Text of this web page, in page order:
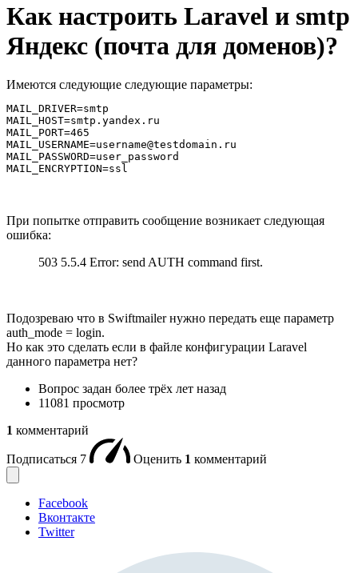
Как настроить Laravel и smtp
Яндекс (почта для доменов)?
Имеются следующие следующие параметры:
MAIL_DRIVER=smtp
MAIL_HOST=smtp.yandex.ru
MAIL_PORT=465
MAIL_USERNAME=username@testdomain.ru
MAIL_PASSWORD=user_password
MAIL_ENCRYPTION=ssl
При попытке отправить сообщение возникает следующая
ошибка:
503 5.5.4 Error: send AUTH command first.
Подозреваю что в Swiftmailer нужно передать еще параметр
auth_mode = login.
Но как это сделать если в файле конфигурации Laravel
данного параметра нет?
Вопрос задан более трёх лет назад
11081 просмотр
1 комментарий
Подписаться 7 Оценить 1 комментарий
Facebook
Вконтакте
Twitter